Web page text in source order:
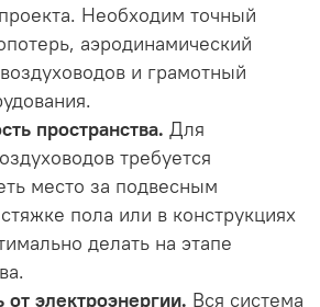
Необходим точный
аэродинамический
и грамотный
пространства. Для
требуется
место за подвесным
пола или в конструкциях
делать на этапе
от электроэнергии. Вся система